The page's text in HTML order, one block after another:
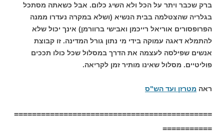
ברק שכבר ויתר על הכל ולא השיג כלום. אבל כשאתה מסתכל
בגלריה שהצטלמה בבית הנשיא (ושלא במקרה נעדרו ממנה
הפרופסורים אוריאל רייכמן ואבישי ברוורמן) אינך יכול שלא
להתמלא דאגה עמוקה בידי מי נתון גורל המדינה. זו קבוצת
אנשים שפילסה לעצמה את הדרך במסלול שכל כולו תככים
פוליטיים. מסלול שאינו מותיר זמן לקריאה.
ראהמטרזן ועד הש"ס
============================================
===========